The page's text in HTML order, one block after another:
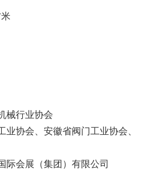
械行业协会
协会、安徽省阀门工业协会、
际会展（集团）有限公司